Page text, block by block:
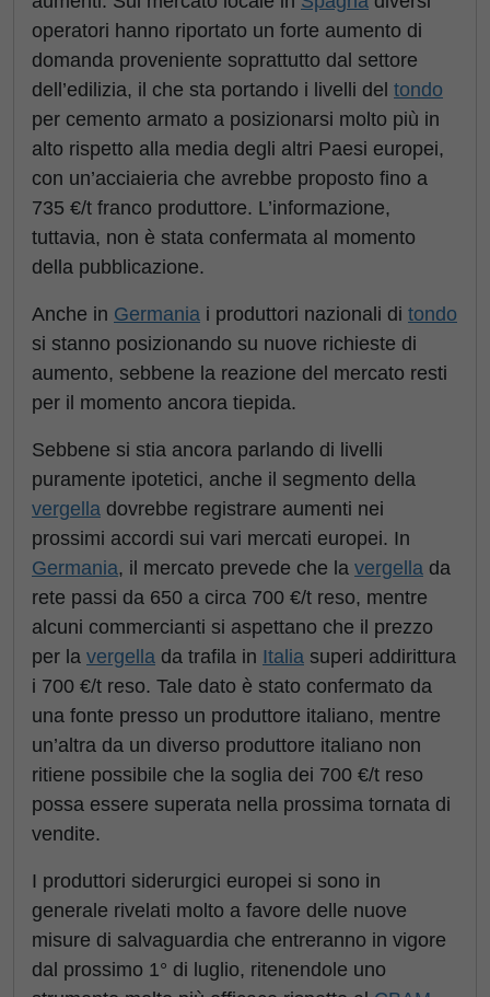
operatori hanno riportato un forte aumento di
domanda proveniente soprattutto dal settore
dell’edilizia, il che sta portando i livelli del tondo
per cemento armato a posizionarsi molto più in
alto rispetto alla media degli altri Paesi europei,
con un’acciaieria che avrebbe proposto fino a
735 €/t franco produttore. L’informazione,
tuttavia, non è stata confermata al momento
della pubblicazione.
Anche in Germania i produttori nazionali di tondo
si stanno posizionando su nuove richieste di
aumento, sebbene la reazione del mercato resti
per il momento ancora tiepida.
Sebbene si stia ancora parlando di livelli
puramente ipotetici, anche il segmento della
vergella dovrebbe registrare aumenti nei
prossimi accordi sui vari mercati europei. In
Germania, il mercato prevede che la vergella da
rete passi da 650 a circa 700 €/t reso, mentre
alcuni commercianti si aspettano che il prezzo
per la vergella da trafila in Italia superi addirittura
i 700 €/t reso. Tale dato è stato confermato da
una fonte presso un produttore italiano, mentre
un’altra da un diverso produttore italiano non
ritiene possibile che la soglia dei 700 €/t reso
possa essere superata nella prossima tornata di
vendite.
I produttori siderurgici europei si sono in
generale rivelati molto a favore delle nuove
misure di salvaguardia che entreranno in vigore
dal prossimo 1° di luglio, ritenendole uno